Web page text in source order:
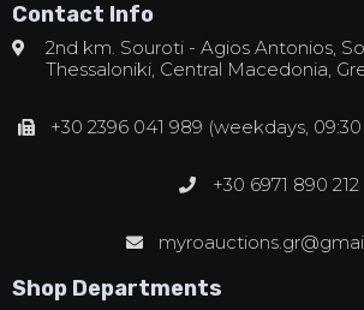
Contact Info
2nd km. Souroti - Agios Antonios,
Thessaloniki, Central Macedonia,
+30 2396 041 989 (weekdays, 09:30
+30 6971 890 212
Shop Departments